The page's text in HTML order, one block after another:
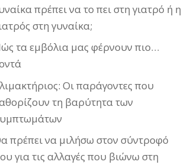
πρέπει να το πει στη γιατρό ή η
στη γυναίκα;
τα εμβόλια μας φέρνουν πιο…
Οι παράγοντες που
τη βαρύτητα των
πρέπει να μιλήσω στον σύντροφό
για τις αλλαγές που βιώνω στη